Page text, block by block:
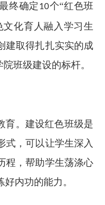
终确定 10个“红色班
化育人融入学习生
建取得扎扎实实的成
班级建设的标杆。
育。建设红色班级是
式，可以让学生深入
程，帮助学生荡涤心
内功的能力。